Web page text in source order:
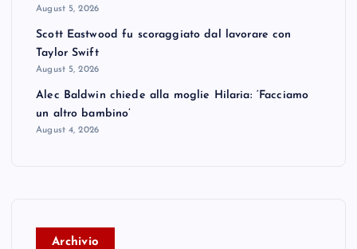
August 5, 2026
Scott Eastwood fu scoraggiato dal lavorare con
Taylor Swift
August 5, 2026
Alec Baldwin chiede alla moglie Hilaria: ‘Facciamo
un altro bambino’
August 4, 2026
Archivio